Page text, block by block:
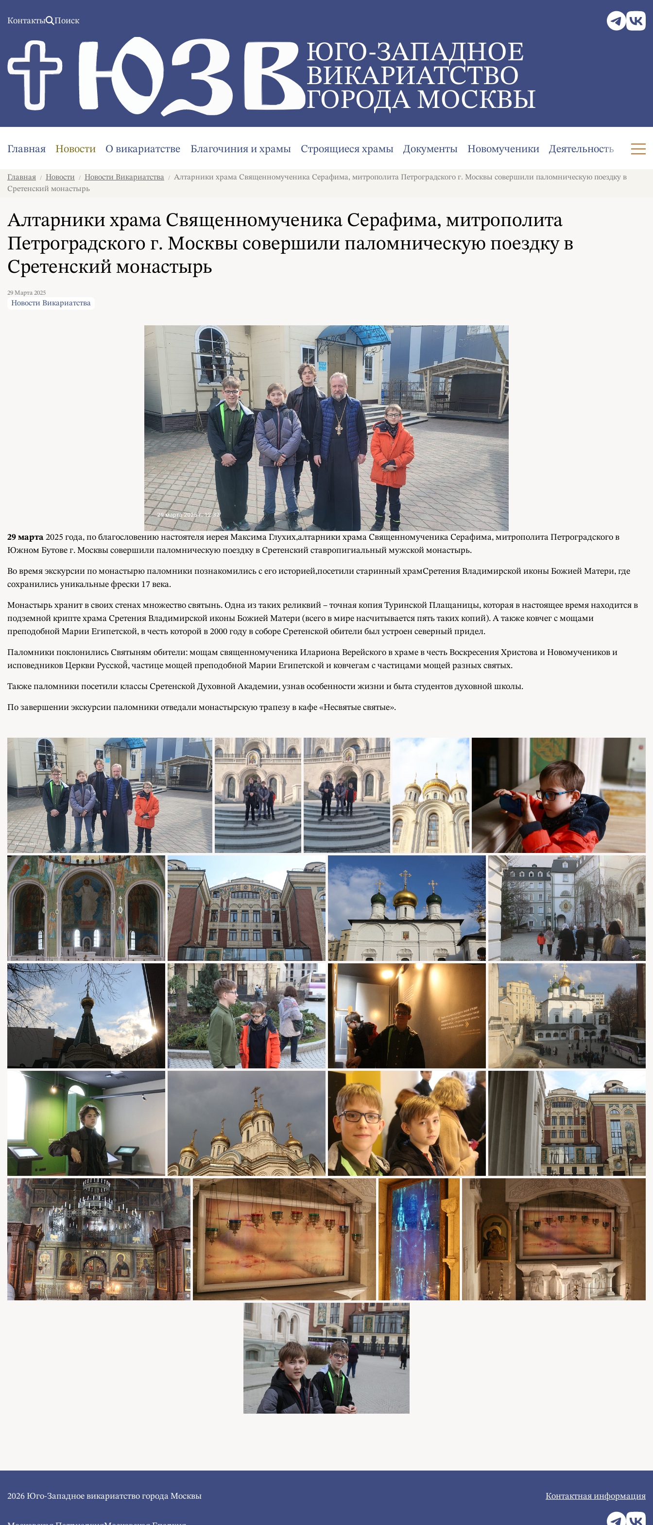
Контакты Поиск
ЮГО-ЗАПАДНОЕ
ВИКАРИАТСТВО
ГОРОДА МОСКВЫ
Главная Новости О викариатстве Благочиния и храмы Строящиеся храмы Документы Новомученики Деятельность
Главная / Новости / Новости Викариатства /
Алтарники храма Священномученика Серафима, митрополита Петроградского г. Москвы совершили паломническую поездку в
Сретенский монастырь
Алтарники храма Священномученика Серафима, митрополита
Петроградского г. Москвы совершили паломническую поездку в
Сретенский монастырь
29 Марта 2025
Новости Викариатства
29 марта 2025 года, по благословению настоятеля иерея Максима Глухих,алтарники храма Священномученика Серафима, митрополита Петроградского в
Южном Бутове г. Москвы совершили паломническую поездку в Сретенский ставропигиальный мужской монастырь.
Во время экскурсии по монастырю паломники познакомились с его историей,посетили старинный храмСретения Владимирской иконы Божией Матери, где
сохранились уникальные фрески 17 века.
Монастырь хранит в своих стенах множество святынь. Одна из таких реликвий – точная копия Туринской Плащаницы, которая в настоящее время находится в
подземной крипте храма Сретения Владимирской иконы Божией Матери (всего в мире насчитывается пять таких копий). А также ковчег с мощами
преподобной Марии Египетской, в честь которой в 2000 году в соборе Сретенской обители был устроен северный придел.
Паломники поклонились Святыням обители: мощам священномученика Илариона Верейского в храме в честь Воскресения Христова и Новомучеников и
исповедников Церкви Русской̆, частице мощей преподобной Марии Египетской и ковчегам с частицами мощей разных святых.
Также паломники посетили классы Сретенской Духовной Академии, узнав особенности жизни и быта студентов духовной школы.
По завершении экскурсии паломники отведали монастырскую трапезу в кафе «Несвятые святые».
2026 Юго-Западное викариатство города Москвы Контактная информация